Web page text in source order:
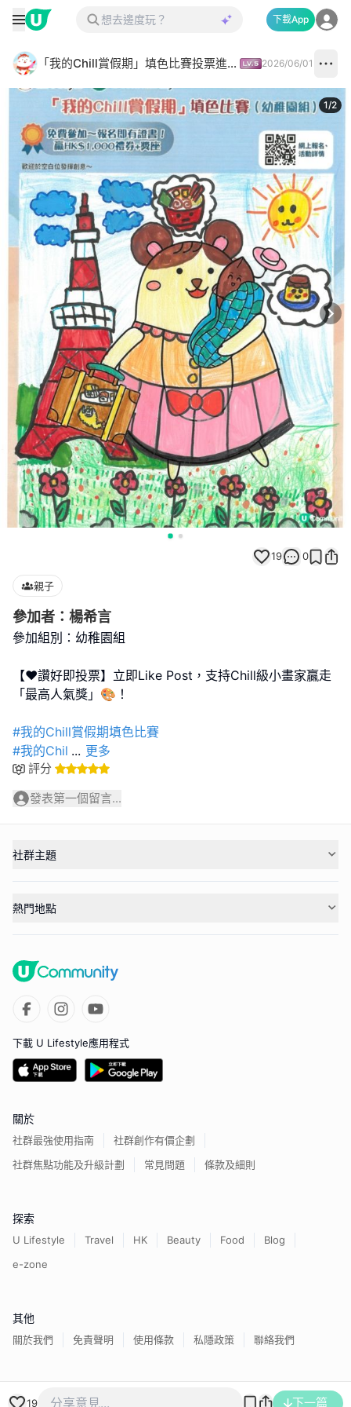
下載App
「我的Chill賞假期」填色比賽投票進行中✅ 2026/06/01
1/2
19 0
親子
參加者：楊希言
參加組別：幼稚園組
【❤️讚好即投票】立即Like Post，支持Chill級小畫家贏走
「最高人氣獎」🎨！
#我的Chill賞假期填色比賽
#我的Chil ... 更多
評分
發表第一個留言...
19 下一篇
社群主題
熱門地點
下載 U Lifestyle應用程式
關於
社群最強使用指南
社群創作有價企劃
社群焦點功能及升級計劃
常見問題 條款及細則
探索
U Lifestyle Travel HK Beauty Food
Blog
e-zone
其他
關於我們 免責聲明 使用條款 私隱政策 聯絡我們
香港經濟日報版權所有©